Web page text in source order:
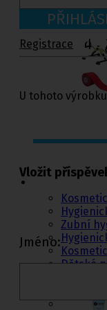
hygiena,
pleny
Zubní
Dětské
Registrace |
U tohoto
Vložit
Jméno: